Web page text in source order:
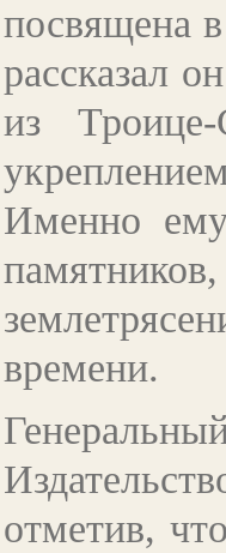
посвящена
рассказал
из
Именно ему
времени.
отметив,